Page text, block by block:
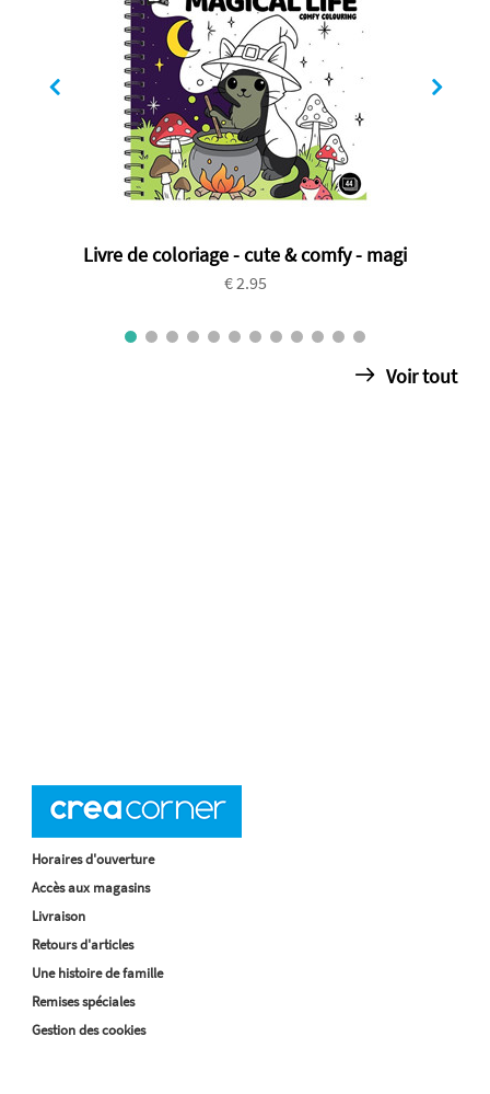
Livre de coloriage - cute & comfy - magi
€ 2.95
Voir tout
Horaires d'ouverture
Accès aux magasins
Livraison
Retours d'articles
Une histoire de famille
Remises spéciales
Gestion des cookies